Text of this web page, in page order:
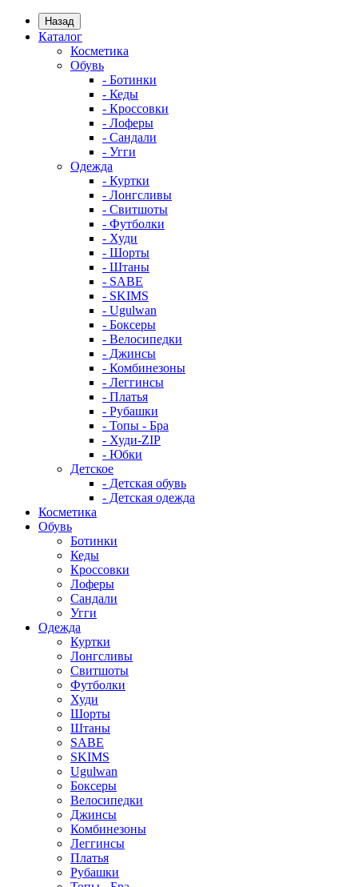
Назад
Каталог
Косметика
Обувь
- Ботинки
- Кеды
- Кроссовки
- Лоферы
- Сандали
- Угги
Одежда
- Куртки
- Лонгсливы
- Свитшоты
- Футболки
- Худи
- Шорты
- Штаны
- SABE
- SKIMS
- Ugulwan
- Боксеры
- Велосипедки
- Джинсы
- Комбинезоны
- Леггинсы
- Платья
- Рубашки
- Топы - Бра
- Худи-ZIP
- Юбки
Детское
- Детская обувь
- Детская одежда
Косметика
Обувь
Ботинки
Кеды
Кроссовки
Лоферы
Сандали
Угги
Одежда
Куртки
Лонгсливы
Свитшоты
Футболки
Худи
Шорты
Штаны
SABE
SKIMS
Ugulwan
Боксеры
Велосипедки
Джинсы
Комбинезоны
Леггинсы
Платья
Рубашки